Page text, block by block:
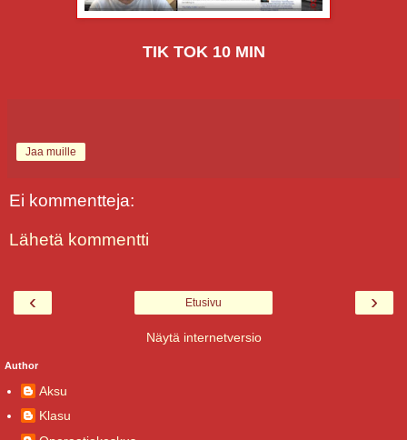
TIK TOK 10 MIN
Jaa muille
Ei kommentteja:
Lähetä kommentti
‹ ›
Etusivu
Näytä internetversio
Author
Aksu
Klasu